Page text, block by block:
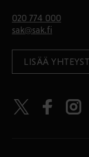
020 774 000
sak@sak.fi
LISÄÄ